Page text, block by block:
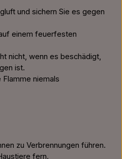
und sichern Sie es gegen
einem feuerfesten
nicht, wenn es beschädigt,
ist.
niemals
zu Verbrennungen führen.
fern.